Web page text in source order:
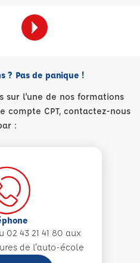
? Pas de panique !
sur l'une de nos formations
compte CPT, contactez-nous
:
43 21 41 80 aux
de l'auto-école